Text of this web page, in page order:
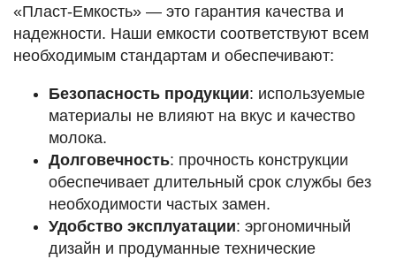
«Пласт-Емкость» — это гарантия качества и
надежности. Наши емкости соответствуют всем
необходимым стандартам и обеспечивают:
Безопасность продукции: используемые
материалы не влияют на вкус и качество
молока.
Долговечность: прочность конструкции
обеспечивает длительный срок службы без
необходимости частых замен.
Удобство эксплуатации: эргономичный
дизайн и продуманные технические